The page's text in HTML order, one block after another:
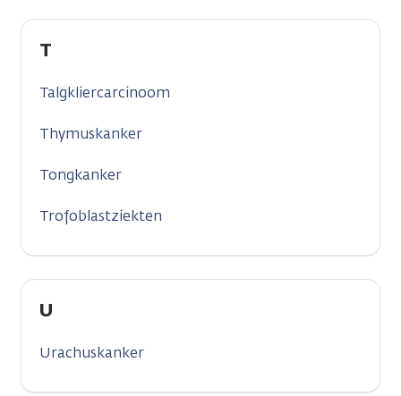
T
Talgkliercarcinoom
Thymuskanker
Tongkanker
Trofoblastziekten
U
Urachuskanker